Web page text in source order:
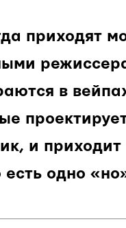
приходят
в
и
одно